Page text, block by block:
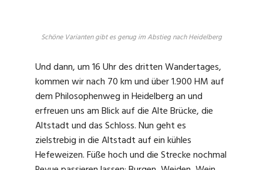
Schöne Varianten gibt es genug im Abstieg nach Heidelberg
Und dann, um 16 Uhr des dritten Wandertages,
kommen wir nach 70 km und über 1.900 HM auf
dem Philosophenweg in Heidelberg an und
erfreuen uns am Blick auf die Alte Brücke, die
Altstadt und das Schloss. Nun geht es
zielstrebig in die Altstadt auf ein kühles
Hefeweizen. Füße hoch und die Strecke nochmal